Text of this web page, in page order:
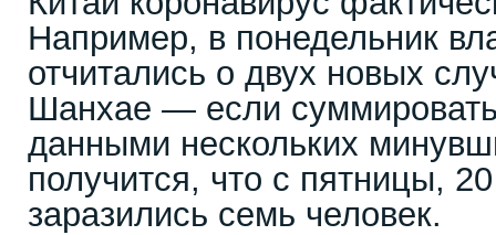
Например, в понедельник
отчитались о двух новых
Шанхае — если суммировать
данными нескольких
получится, что с пятницы,
заразились семь человек.